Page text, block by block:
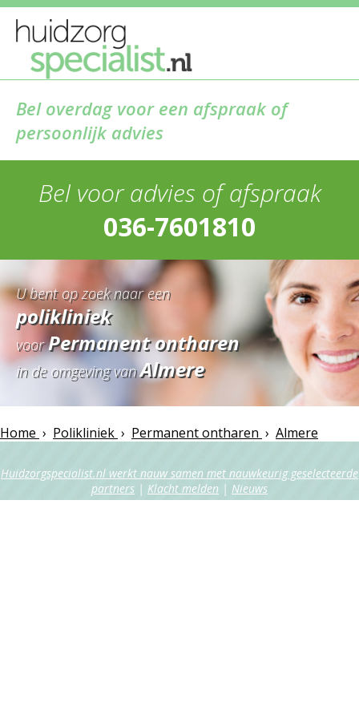
Bel overdag voor een afspraak of
persoonlijk advies
Bel voor advies of afspraak
036-7601810
U bent op zoek naar een
polikliniek
voorPermanent ontharen
in de omgeving vanAlmere
Home › Polikliniek › Permanent ontharen › Almere
Huidzorgspecialist.nl werkt nauw samen met nauwkeurig geselecteerde
partners | Klacht melden | Nieuws